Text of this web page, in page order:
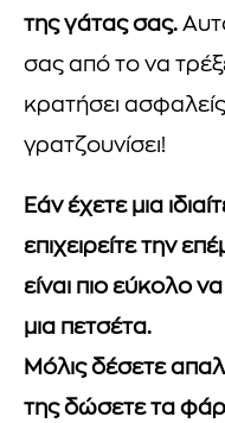
της γάτας σας.
σας από το να
κρατήσει
γρατζουνίσει!
Εάν έχετε μια
επιχειρείτε την
είναι πιο εύκολο
μια πετσέτα.
Μόλις δέσετε
της δώσετε τα